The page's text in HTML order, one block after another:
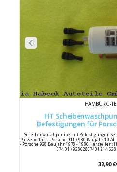
HAMBURG-
HT
Scheibenwaschpumpe mit Befestigungen
Passend für : - Porsche 911 / 930 Baujahr 1974
- Porsche 928 Baujahr 1978 - 1986 Hersteller :
074 01 / 92862807401 914
32,90